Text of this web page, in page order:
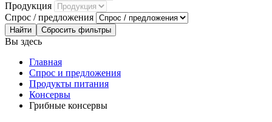
Продукция
Спрос / предложения
Сбросить фильтры
Вы здесь
Главная
Спрос и предложения
Продукты питания
Консервы
Грибные консервы